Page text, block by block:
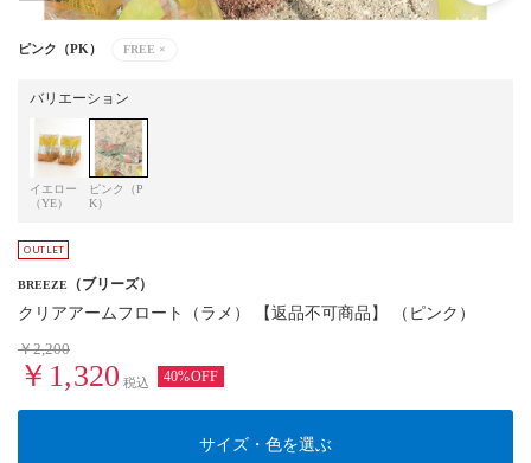
ピンク（PK） FREE ×
バリエーション
イエロー
（YE）
ピンク（P
K）
BREEZE （ブリーズ）
クリアアームフロート（ラメ） 【返品不可商品】 （ピンク）
￥2,200
￥1,320 税込 40%OFF
サイズ・色を選ぶ